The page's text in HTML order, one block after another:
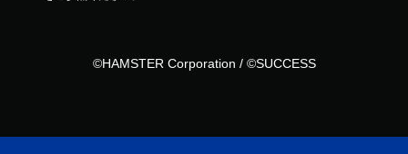
©HAMSTER Corporation / ©SUCCESS